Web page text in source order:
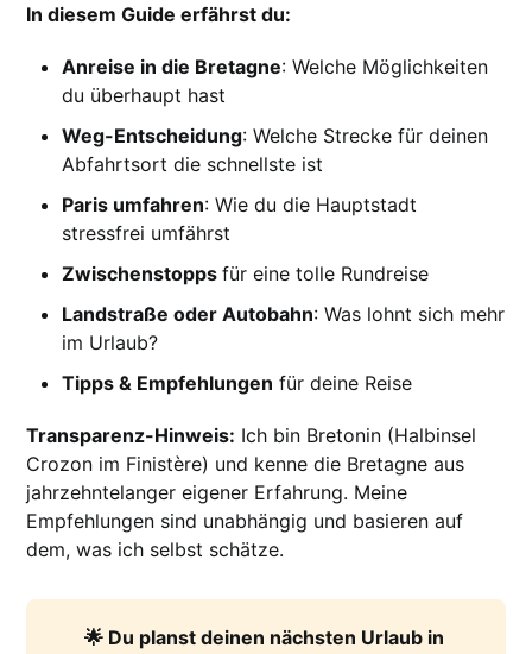
In diesem Guide erfährst du:
Anreise in die Bretagne: Welche Möglichkeiten
du überhaupt hast
Weg-Entscheidung: Welche Strecke für deinen
Abfahrtsort die schnellste ist
Paris umfahren: Wie du die Hauptstadt
stressfrei umfährst
Zwischenstoppsfür eine tolle Rundreise
Landstraße oder Autobahn: Was lohnt sich mehr
im Urlaub?
Tipps & Empfehlungen für deine Reise
Transparenz-Hinweis: Ich bin Bretonin (Halbinsel
Crozon im Finistère) und kenne die Bretagne aus
jahrzehntelanger eigener Erfahrung. Meine
Empfehlungen sind unabhängig und basieren auf
dem, was ich selbst schätze.
🌟 Du planst deinen nächsten Urlaub in